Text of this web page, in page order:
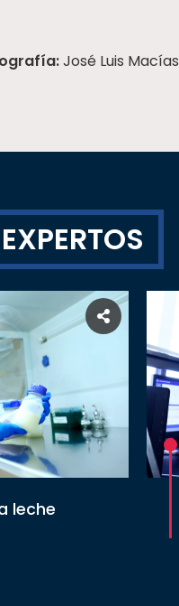
José Luis Macías
EXPERTOS
leche